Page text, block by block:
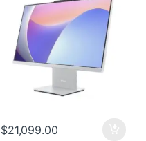
$21,099.00